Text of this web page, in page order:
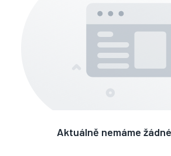
Aktuálně nemáme